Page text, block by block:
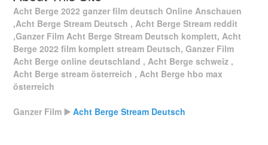
Acht Berge 2022 ganzer film deutsch Online Anschauen
,Acht Berge Stream Deutsch , Acht Berge Stream reddit
,Ganzer Film Acht Berge Stream Deutsch komplett, Acht
Berge 2022 film komplett stream Deutsch, Ganzer Film
Acht Berge online deutschland , Acht Berge schweiz ,
Acht Berge stream österreich , Acht Berge hbo max
österreich
Ganzer Film ▶️Acht Berge Stream Deutsch